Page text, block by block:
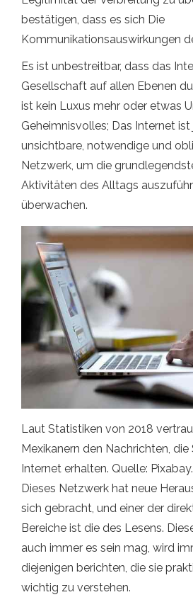
bestätigen, dass es sich Die
Kommunikationsauswirkungen
Es ist unbestreitbar, dass das
Gesellschaft auf allen Ebenen
ist kein Luxus mehr oder etwas
Geheimnisvolles; Das Internet
unsichtbare, notwendige und
Netzwerk, um die
Aktivitäten des Alltags
überwachen.
Laut Statistiken von 2018
Mexikanern den Nachrichten, die
Internet erhalten. Quelle:
Dieses Netzwerk hat neue
sich gebracht, und einer der
Bereiche ist die des Lesens.
auch immer es sein mag, wird
diejenigen berichten, die sie
wichtig zu verstehen.